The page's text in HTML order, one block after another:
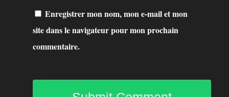
Enregistrer mon nom, mon e-mail et mon
site dans le navigateur pour mon prochain
commentaire.